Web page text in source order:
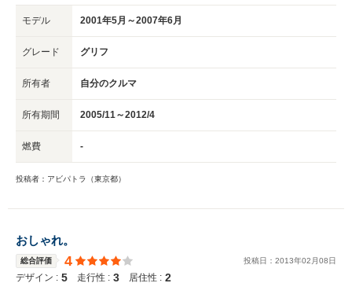
モデル 2001年5月～2007年6月
グレード グリフ
所有者 自分のクルマ
所有期間 2005/11～2012/4
燃費 -
投稿者：アビパトラ（東京都）
おしゃれ。
総合評価 4 投稿日： 2013年02 月08日
デザイン : 5 走行性 : 3 居住性 : 2